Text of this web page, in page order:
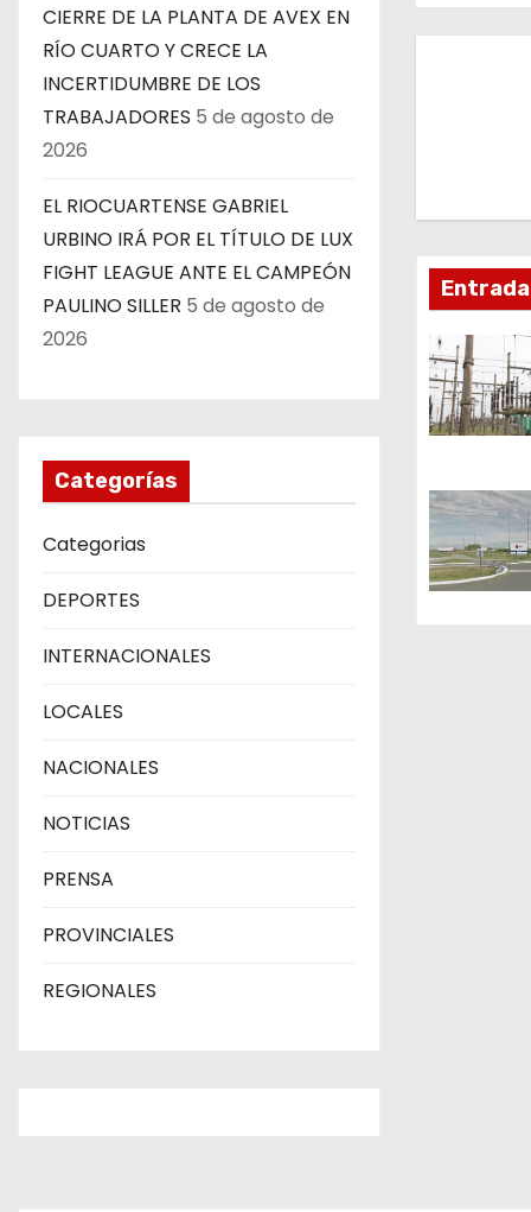
CIERRE DE LA PLANTA DE AVEX EN
RÍO CUARTO Y CRECE LA
INCERTIDUMBRE DE LOS
TRABAJADORES 5 de agosto de
2026
EL RIOCUARTENSE GABRIEL
URBINO IRÁ POR EL TÍTULO DE LUX
FIGHT LEAGUE ANTE EL CAMPEÓN
PAULINO SILLER 5 de agosto de
2026
Categorías
Categorias
DEPORTES
INTERNACIONALES
LOCALES
NACIONALES
NOTICIAS
PRENSA
PROVINCIALES
REGIONALES
v
c
i
ó
n
d
e
e
n